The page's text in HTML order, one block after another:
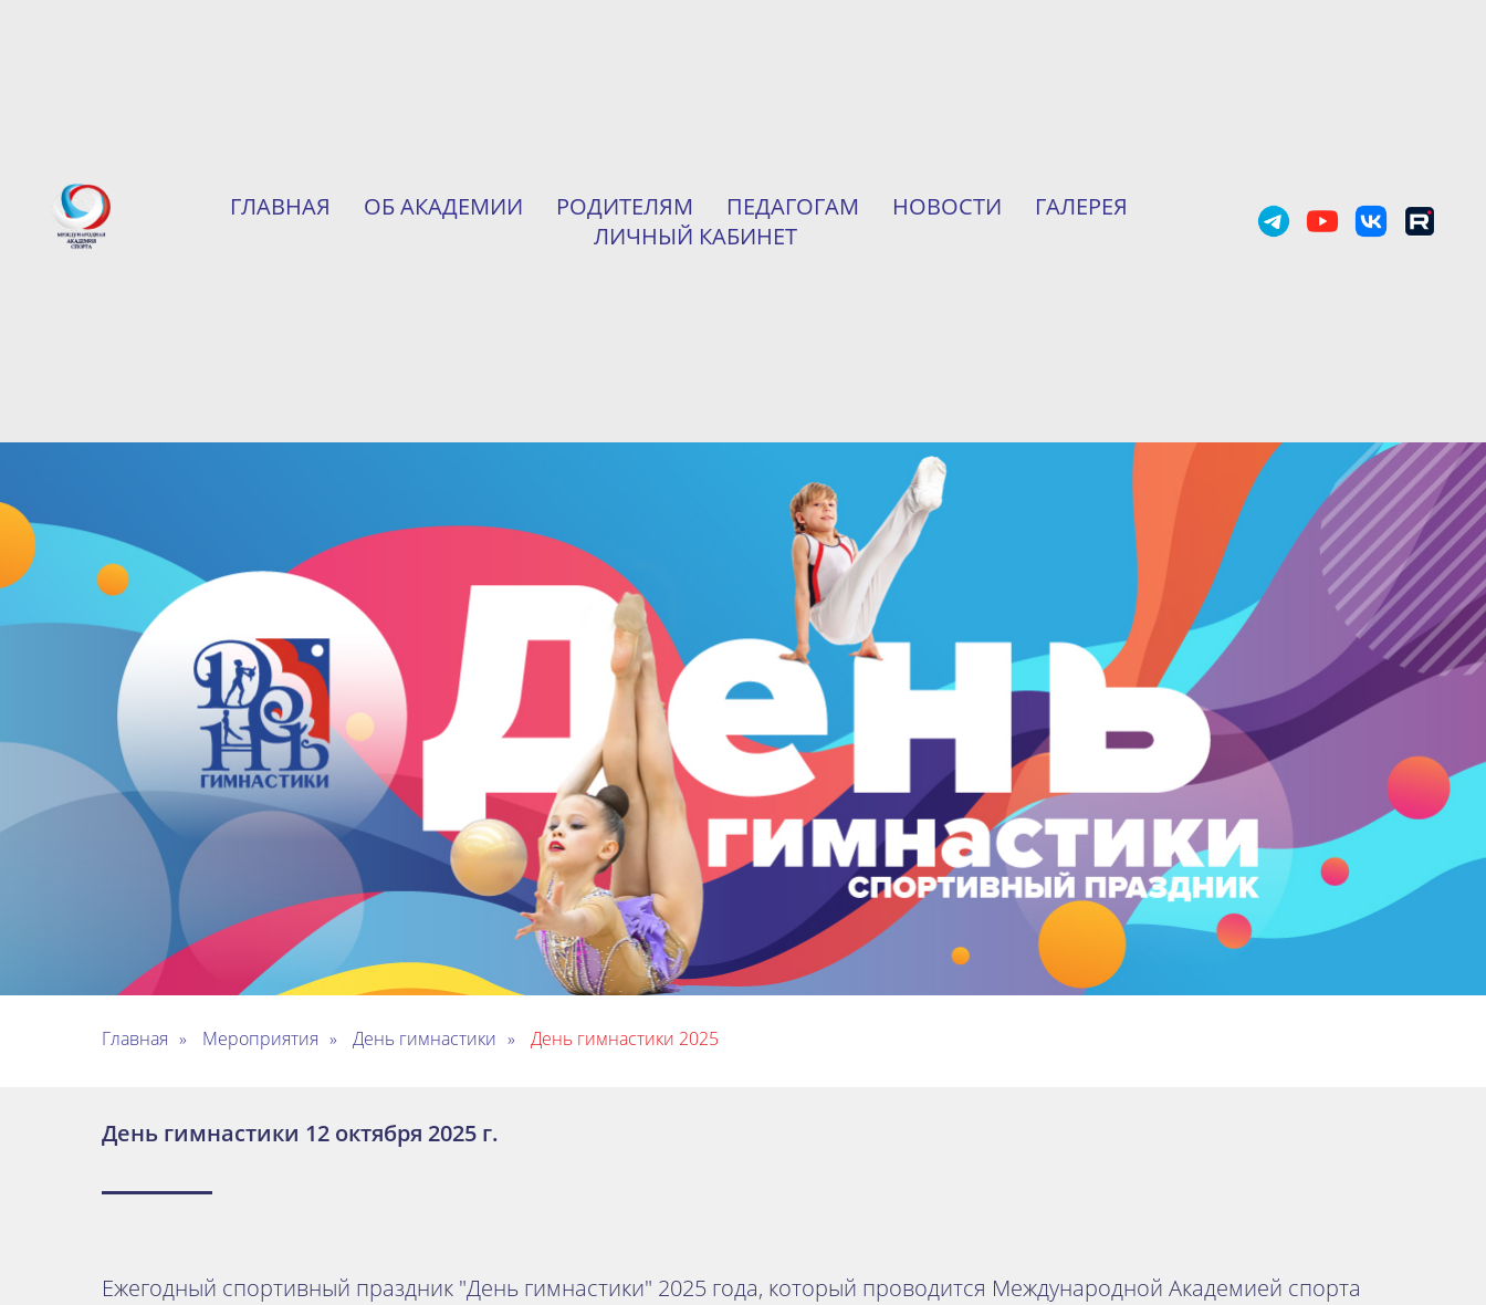
ГЛАВНАЯ ОБ АКАДЕМИИ РОДИТЕЛЯМ ПЕДАГОГАМ НОВОСТИ
ГАЛЕРЕЯ
ЛИЧНЫЙ КАБИНЕТ
Главная » Мероприятия » День гимнастики » День гимнастики 2025
День гимнастики 12 октября 2025 г.
Ежегодный спортивный праздник "День гимнастики" 2025 года, который проводится Международной Академией спорта